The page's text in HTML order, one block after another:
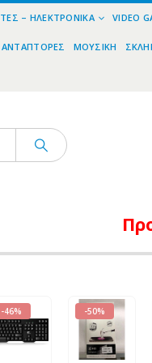
– ΗΛΕΚΤΡΟΝΙΚΆ VIDEO
ΑΝΤΆΠΤΟΡΕΣ ΜΟΥΣΙΚΉ
-46% -50%